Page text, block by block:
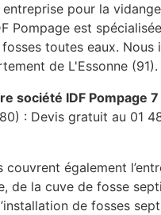
entreprise pour la
Pompage est
toutes eaux.
de L'Essonne (91).
société IDF Pompage
: Devis gratuit au 01
couvrent également
de la cuve de fosse
de fosses